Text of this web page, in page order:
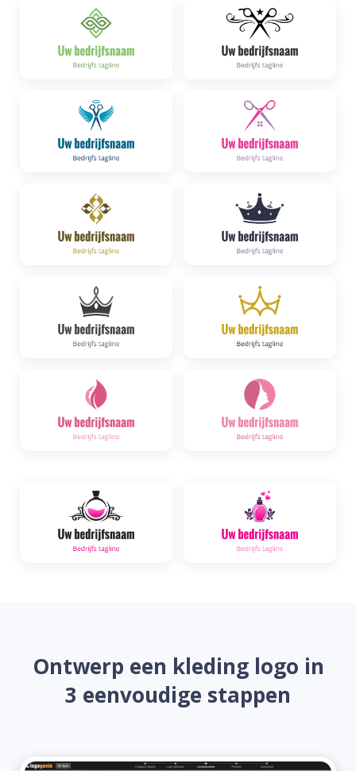
Ontwerp een kleding logo in
3 eenvoudige stappen